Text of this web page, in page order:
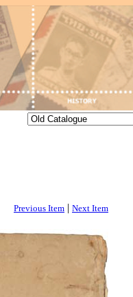
Previous Item | Next Item